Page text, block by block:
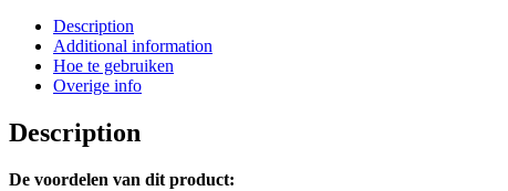
Description
Additional information
Hoe te gebruiken
Overige info
Description
De voordelen van dit product: